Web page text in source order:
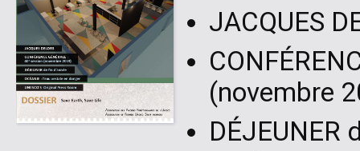
JACQUES
(novembre
DÉJEUNER